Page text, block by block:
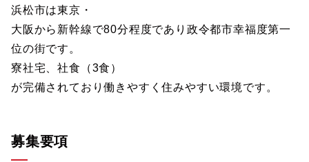
浜松市は東京・
大阪から新幹線で80分程度であり政令都市幸福度第一
位の街です。
寮社宅、社食（3食）
が完備されており働きやすく住みやすい環境です。
募集要項